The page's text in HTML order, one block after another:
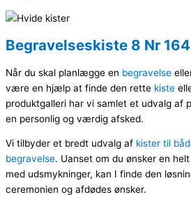
Begravelseskiste 8 Nr
Når du skal planlægge en begravelse
være en hjælp at finde den rette kiste
produktgalleri har vi samlet et udvalg af
en personlig og værdig afsked.
Vi tilbyder et bredt udvalg af kister til
begravelse. Uanset om du ønsker en
med udsmykninger, kan I finde den
ceremonien og afdødes ønsker.